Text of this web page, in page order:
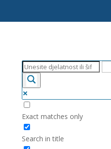
Exact matches only
Search in title